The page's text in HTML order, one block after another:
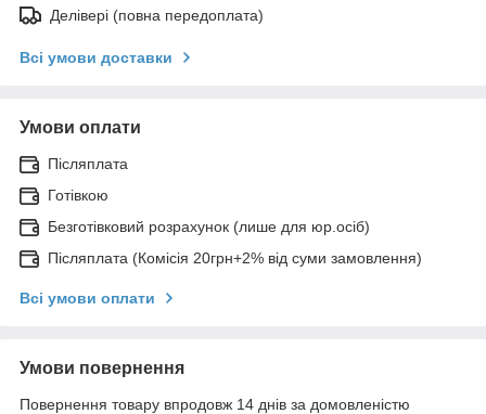
Делівері (повна передоплата)
Всі умови доставки
Умови оплати
Післяплата
Готівкою
Безготівковий розрахунок (лише для юр.осіб)
Післяплата (Комісія 20грн+2% від суми замовлення)
Всі умови оплати
Умови повернення
Повернення товару впродовж 14 днів за домовленістю